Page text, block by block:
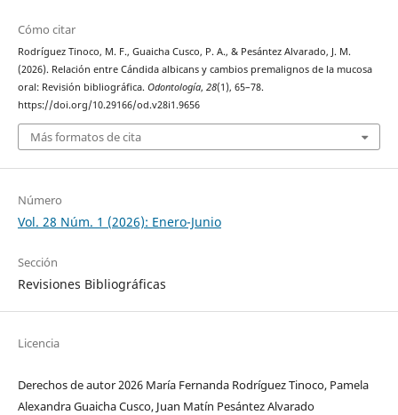
Cómo citar
Rodríguez Tinoco, M. F., Guaicha Cusco, P. A., & Pesántez Alvarado, J. M.
(2026). Relación entre Cándida albicans y cambios premalignos de la mucosa
oral: Revisión bibliográfica. Odontología, 28(1), 65–78.
https://doi.org/10.29166/od.v28i1.9656
Más formatos de cita
Número
Vol. 28 Núm. 1 (2026): Enero-Junio
Sección
Revisiones Bibliográficas
Licencia
Derechos de autor 2026 María Fernanda Rodríguez Tinoco, Pamela
Alexandra Guaicha Cusco, Juan Matín Pesántez Alvarado